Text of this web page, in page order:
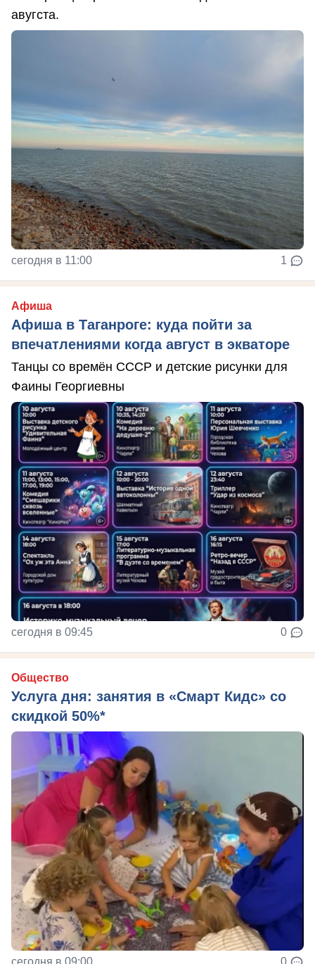
авугста.
сегодня в 11:00 1
Афиша
Афиша в Таганроге: куда пойти за
впечатлениями когда август в экваторе
Танцы со времён СССР и детские рисунки для
Фаины Георгиевны
сегодня в 09:45 0
Общество
Услуга дня: занятия в «Смарт Кидс» со
скидкой 50%*
сегодня в 09:00 0